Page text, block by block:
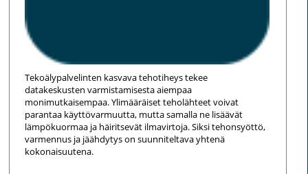
Tekoälypalvelinten kasvava tehotiheys tekee
datakeskusten varmistamisesta aiempaa
monimutkaisempaa. Ylimääräiset teholähteet voivat
parantaa käyttövarmuutta, mutta samalla ne lisäävät
lämpökuormaa ja häiritsevät ilmavirtoja. Siksi tehonsyöttö,
varmennus ja jäähdytys on suunniteltava yhtenä
kokonaisuutena.